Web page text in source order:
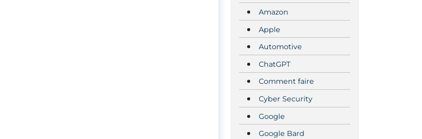
Amazon
Apple
Automotive
ChatGPT
Comment faire
Cyber Security
Google
Google Bard